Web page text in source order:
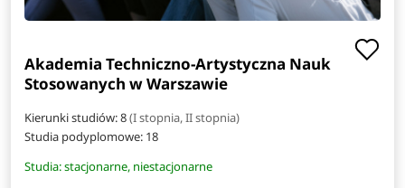
Akademia Techniczno-Artystyczna Nauk
Stosowanych w Warszawie
Kierunki studiów: 8(I stopnia, II stopnia)
Studia podyplomowe: 18
Studia: stacjonarne, niestacjonarne